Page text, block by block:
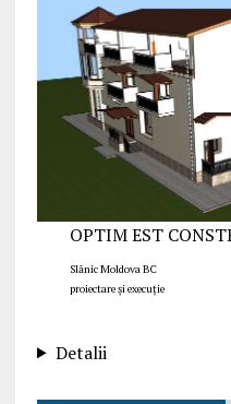
OPTIM EST
Slănic Moldova BC
proiectare și execuție
Detalii